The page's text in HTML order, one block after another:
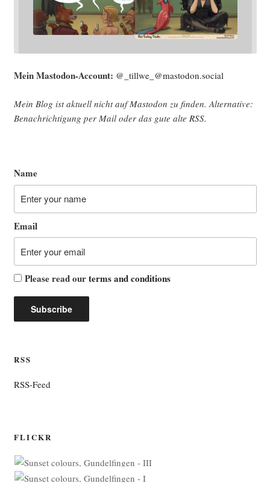
Mein Mast­o­don-Account: @_tillwe_@mastodon.social
Mein Blog ist aktu­ell nicht auf Mast­o­don zu fin­den. Alter­na­ti­ve:
Benach­rich­ti­gung per Mail oder das gute alte RSS.
Name
Email
Please read ourterms and conditions
RSS
RSS-Feed
FLICKR